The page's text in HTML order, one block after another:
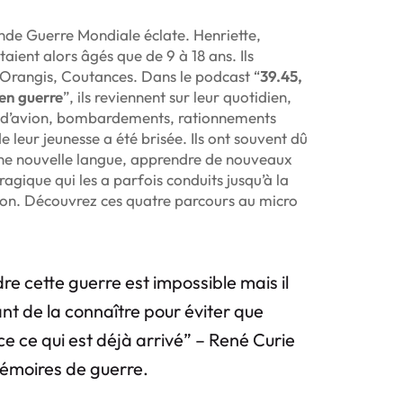
Guerre Mondiale éclate. Henriette,
alors âgés que de 9 à 18 ans. Ils
Coutances. Dans le podcast “39.45,
guerre”, ils reviennent sur leur quotidien,
bombardements, rationnements
leur jeunesse a été brisée. Ils ont souvent dû
nouvelle langue, apprendre de nouveaux
qui les a parfois conduits jusqu’à la
Découvrez ces quatre parcours au micro
cette guerre est impossible mais il
de la connaître pour éviter que
ce qui est déjà arrivé” – René Curie
de guerre.